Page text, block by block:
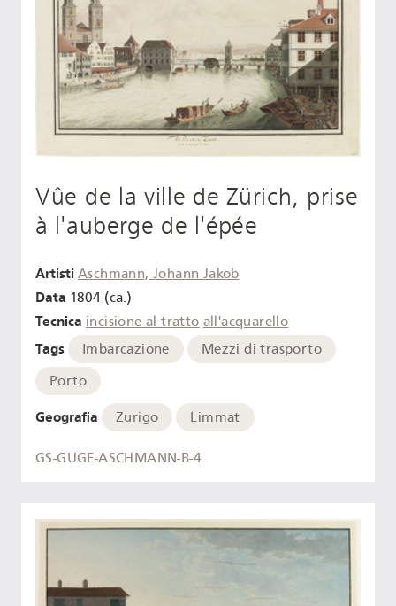
Vûe de la ville de Zürich, prise
à l'auberge de l'épée
Artisti Aschmann, Johann Jakob
Data 1804 (ca.)
Tecnica incisione al tratto all'acquarello
Tags Imbarcazione
Mezzi di trasporto
Porto
Geografia Zurigo Limmat
GS-GUGE-ASCHMANN-B-4